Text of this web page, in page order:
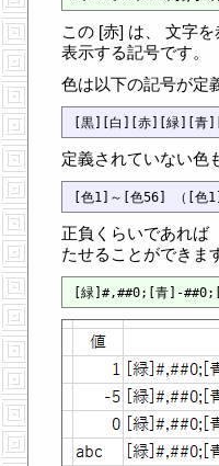
この [赤] は、 文字
表示する記号です。
色は以下の記号が定
定義されていない色
正負くらいであれば
たせることができま